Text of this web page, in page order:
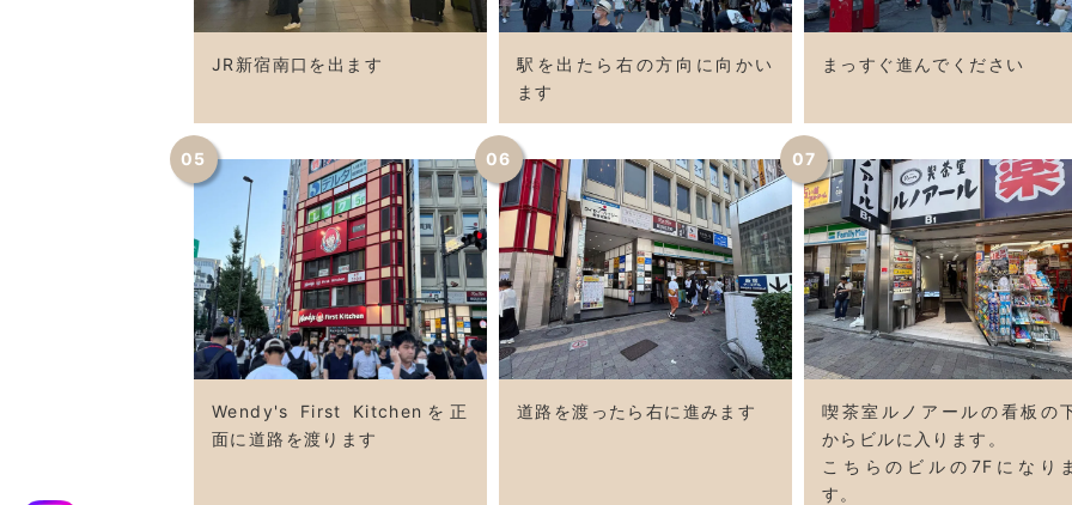
JR新宿南口を出ます
駅を出たら右の方向に向かい
ます
まっすぐ進んでください
05
Wendy's First Kitchenを正
面に道路を渡ります
06
道路を渡ったら右に進みます
07
喫茶室ルノアールの看板の
からビルに入ります。
こちらのビルの7Fになりま
す。